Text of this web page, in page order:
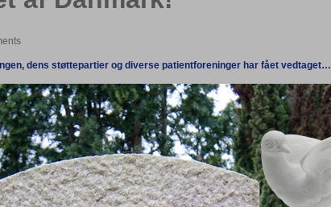
dens støttepartier og diverse patientforeninger har fået vedtaget…